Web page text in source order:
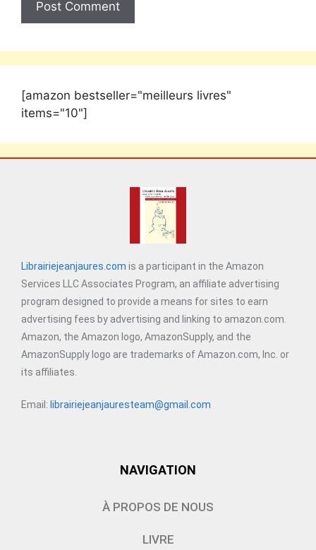
[amazon bestseller="meilleurs livres"
items="10"]
Librairiejeanjaures.com is a participant in the Amazon
Services LLC Associates Program, an affiliate advertising
program designed to provide a means for sites to earn
advertising fees by advertising and linking to amazon.com.
Amazon, the Amazon logo, AmazonSupply, and the
AmazonSupply logo are trademarks of Amazon.com, Inc. or
its affiliates.
Email: librairiejeanjauresteam@gmail.com
NAVIGATION
À PROPOS DE NOUS
LIVRE